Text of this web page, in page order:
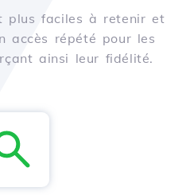
plus faciles à retenir et
accès répété pour les
ainsi leur fidélité.